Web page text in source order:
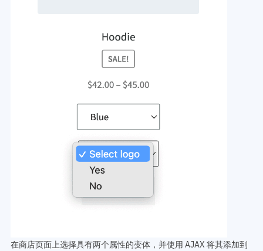
在商店页面上选择具有两个属性的变体，并使用 AJAX 将其添加到